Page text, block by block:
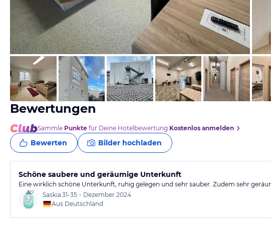
von Booking.com
Bewertungen
Sammle Punkte für Deine Hotelbewertung.Kostenlos anmelden
Bewerten Bilder hochladen
Schöne saubere und geräumige Unterkunft
Eine wirklich schöne Unterkunft, ruhig gelegen und sehr sauber. Zudem sehr
Saskia 31-35 • Dezember 2024
Aus Deutschland